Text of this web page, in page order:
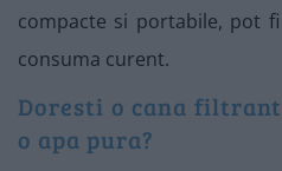
compacte si portabile, pot
consuma curent.
Doresti o cana
o apa pura?